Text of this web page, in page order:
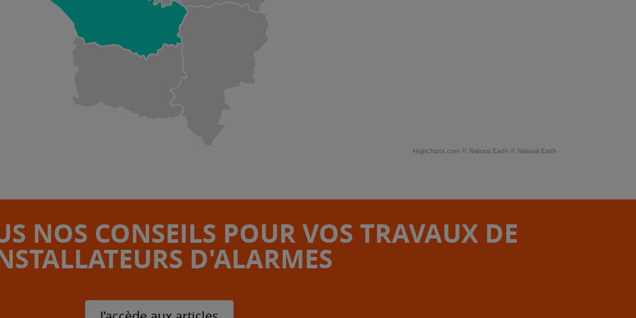
Highcharts.com © Natural Earth © Natural Earth
NOS CONSEILS POUR VOS TRAVAUX DE
D'ALARMES